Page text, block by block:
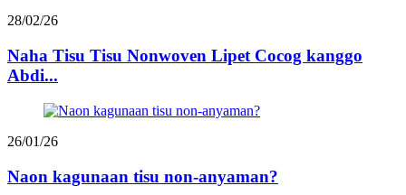
28/02/26
Naha Tisu Tisu Nonwoven Lipet Cocog kanggo
Abdi...
26/01/26
Naon kagunaan tisu non-anyaman?